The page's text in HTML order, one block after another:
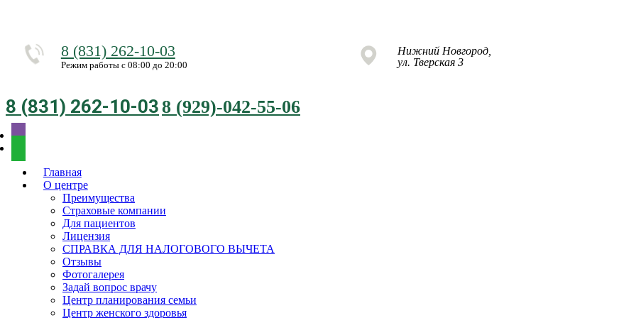
8 (831) 262-10-03
Режим работы с 08:00 до 20:00
Нижний Новгород,
ул. Тверская 3
8 (831) 262-10-038 (929)-042-55-06
Главная
О центре
Преимущества
Страховые компании
Для пациентов
Лицензия
СПРАВКА ДЛЯ НАЛОГОВОГО ВЫЧЕТА
Отзывы
Фотогалерея
Задай вопрос врачу
Центр планирования семьи
Центр женского здоровья